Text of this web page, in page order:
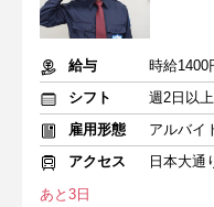
給与
時給1400
シフト
週2日以上
雇用形態
アルバイ
アクセス
日本大通
あと3日